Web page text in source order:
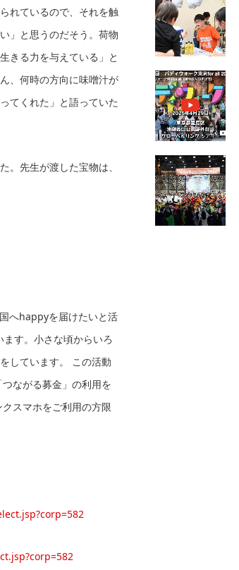
れているので、それを触
」と思うのだそう。荷物
きる力を与えている」と
、何時の方向に味噌汁が
てくれた」と語っていた
先生が渡した宝物は、
へhappyを届けたいと活
す。小さな頃からいろ
しています。 この活動
ながる募金」の利用を
スマホをご利用の方限